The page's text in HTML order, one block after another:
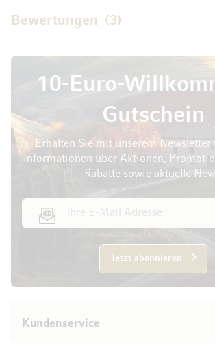
Bewertungen 3
10-Euro-
Gutschein
Erhalten Sie mit unserem
Informationen über Aktionen,
Rabatte sowie aktuelle
Jetzt abonnieren
Kundenservice